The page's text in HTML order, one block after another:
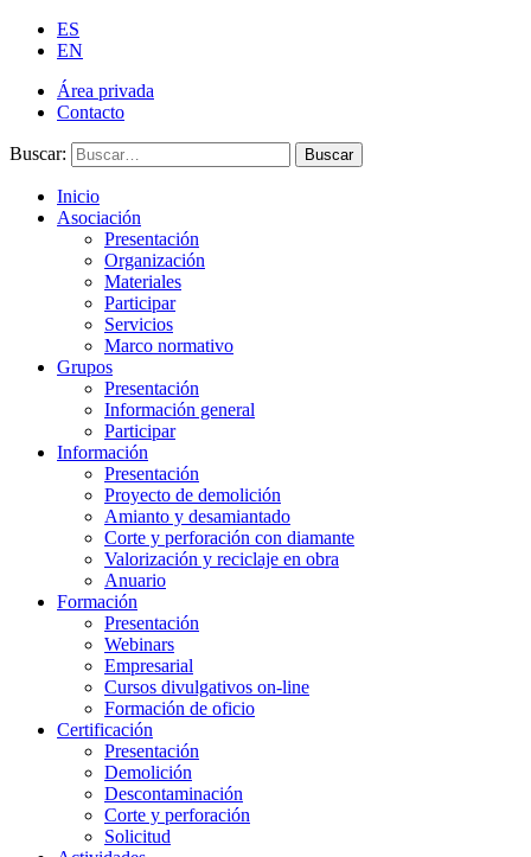
ES
EN
Área privada
Contacto
Buscar: Buscar
Inicio
Asociación
Presentación
Organización
Materiales
Participar
Servicios
Marco normativo
Grupos
Presentación
Información general
Participar
Información
Presentación
Proyecto de demolición
Amianto y desamiantado
Corte y perforación con diamante
Valorización y reciclaje en obra
Anuario
Formación
Presentación
Webinars
Empresarial
Cursos divulgativos on-line
Formación de oficio
Certificación
Presentación
Demolición
Descontaminación
Corte y perforación
Solicitud